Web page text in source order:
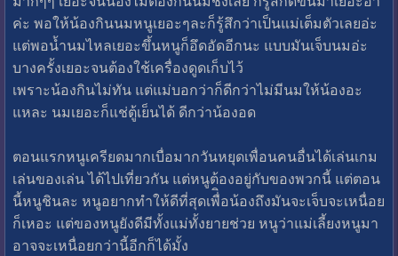
ค่ะ พอให้น้องกินนมหนูเยอะๆละก็รู้สึกว่าเป็นแม่เต็มตัวเลยอ่ะ
แต่พอน้ำนมไหลเยอะขึ้นหนูก็อึดอัดอีกนะ แบบมันเจ็บนมอ่ะ
บางครั้งเยอะจนต้องใช้เครื่องดูดเก็บไว้
เพราะน้องกินไม่ทัน แต่แม่บอกว่าก็ดีกว่าไม่มีนมให้น้องอะ
แหละ นมเยอะก็แช่ตู้เย็นได้ ดีกว่าน้องอด
ตอนแรกหนูเครียดมากเบื่อมากวันหยุดเพื่อนคนอื่นได้เล่นเกม
เล่นของเล่น ได้ไปเที่ยวกัน แต่หนูต้องอยู่กับของพวกนี้ แต่ตอน
นี้หนูชินละ หนูอยากทำให้ดีที่สุดเพื่ิอน้องถึงมันจะเจ็บจะเหนื่อย
ก็เหอะ แต่ของหนูยังดีมีทั้งแม่ทั้งยายช่วย หนูว่าแม่เลี้ยงหนูมา
อาจจะเหนื่อยกว่านี้อีกก็ได้มั้ง